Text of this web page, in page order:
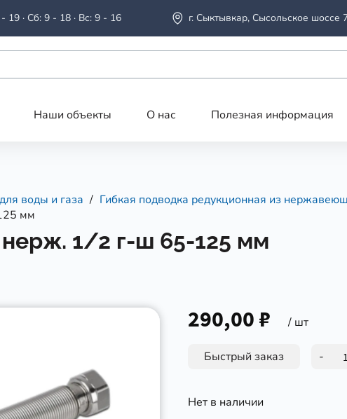
19 · Сб: 9 - 18 · Вс: 9 - 16 г. Сыктывкар, Сысольское шоссе
Наши объекты О нас Полезная информация
воды и газа
Гибкая подводка редукционная из
мм
1/2 г-ш 65-125 мм
290,00 ₽ / шт
Быстрый заказ -
Нет в наличии